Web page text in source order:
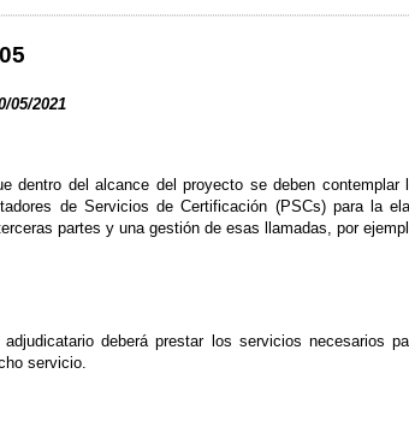
05/2021
dentro del alcance del proyecto se deben
de Servicios de Certificación (PSCs) para la
partes y una gestión de esas llamadas, por
deberá prestar los servicios necesarios
servicio.